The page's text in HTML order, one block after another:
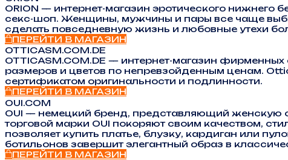
ORION — интернет-магазин эротического нижнего
секс-шоп. Женщины, мужчины и пары все чаще
сделать повседневную жизнь и любовные утехи
ПЕРЕЙТИ В МАГАЗИН
OTTICASM.COM.DE
OTTICASM.COM.DE — интернет-магазин
размеров и цветов по непревзойденным ценам.
сертификатом оригинальности и подлинности.
ПЕРЕЙТИ В МАГАЗИН
OUI.COM
OUI — немецкий бренд, представляющий женскую
торговой марки OUI покоряют своим качеством,
позволяет купить платье, блузку, кардиган или
ботильонов завершит элегантный образ в
ПЕРЕЙТИ В МАГАЗИН